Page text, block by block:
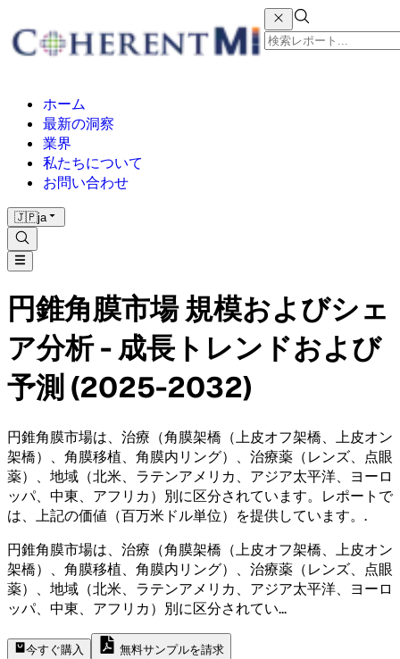
ホーム
最新の洞察
業界
私たちについて
お問い合わせ
🇯🇵ja
円錐角膜市場 規模およびシェ
ア分析 - 成長トレンドおよび
予測 (2025-2032)
円錐角膜市場は、治療（角膜架橋（上皮オフ架橋、上皮オン
架橋）、角膜移植、角膜内リング）、治療薬（レンズ、点眼
薬）、地域（北米、ラテンアメリカ、アジア太平洋、ヨーロ
ッパ、中東、アフリカ）別に区分されています。レポートで
は、上記の価値（百万米ドル単位）を提供しています。 .
円錐角膜市場は、治療（角膜架橋（上皮オフ架橋、上皮オン
架橋）、角膜移植、角膜内リング）、治療薬（レンズ、点眼
薬）、地域（北米、ラテンアメリカ、アジア太平洋、ヨーロ
ッパ、中東、アフリカ）別に区分されてい...
今すぐ購入 無料サンプルを請求